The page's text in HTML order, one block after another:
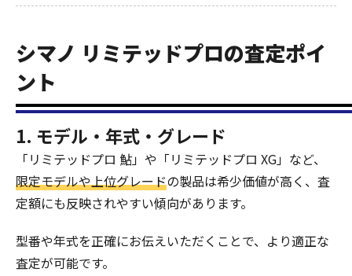
シマノ リミテッドプロの査定ポイ
ント
1. モデル・年式・グレード
「リミテッドプロ 鮎」や「リミテッドプロ XG」など、
限定モデルや上位グレードの製品は希少価値が高く、査
定額にも反映されやすい傾向があります。
型番や年式を正確にお伝えいただくことで、より適正な
査定が可能です。